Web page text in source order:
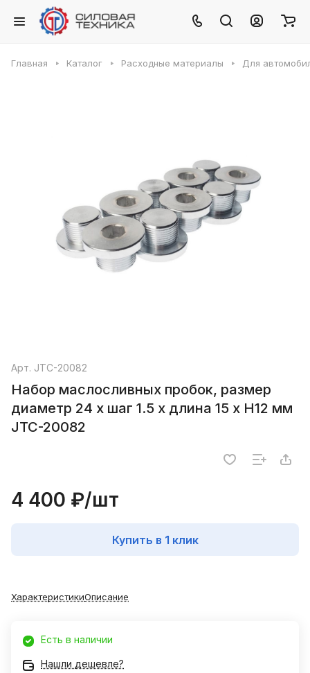
Главная Каталог Расходные материалы Для
Арт. JTC-20082
Набор маслосливных пробок, размер
диаметр 24 х шаг 1.5 х длина 15 х H12 мм
JTC-20082
4 400 ₽/шт
Купить в 1 клик
ХарактеристикиОписание
Есть в наличии
Нашли дешевле?